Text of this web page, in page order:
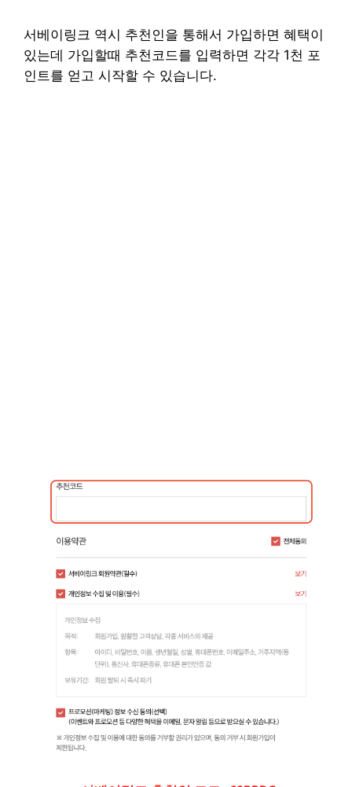
서베이링크 역시 추천인을 통해서 가입하면 혜택이
있는데 가입할때 추천코드를 입력하면 각각 1천 포
인트를 얻고 시작할 수 있습니다.